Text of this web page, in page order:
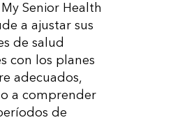
Senior Health
a ajustar sus
de salud
con los planes
adecuados,
a comprender
de